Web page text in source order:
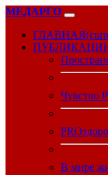
МЕДАРГО
ГЛАВНАЯ
Чувство
В мире